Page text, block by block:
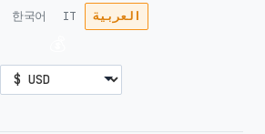
한국어 IT العربية